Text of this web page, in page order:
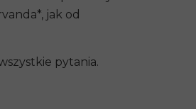
jak od
pytania.